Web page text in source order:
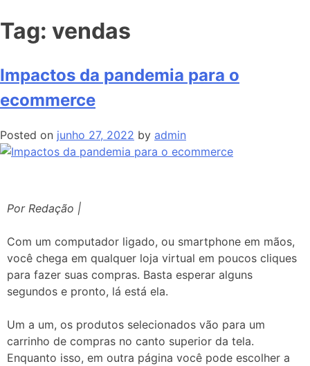
Tag: vendas
Impactos da pandemia para o
ecommerce
Posted on junho 27, 2022 by admin
Por Redação |
Com um computador ligado, ou smartphone em mãos,
você chega em qualquer loja virtual em poucos cliques
para fazer suas compras. Basta esperar alguns
segundos e pronto, lá está ela.
Um a um, os produtos selecionados vão para um
carrinho de compras no canto superior da tela.
Enquanto isso, em outra página você pode escolher a